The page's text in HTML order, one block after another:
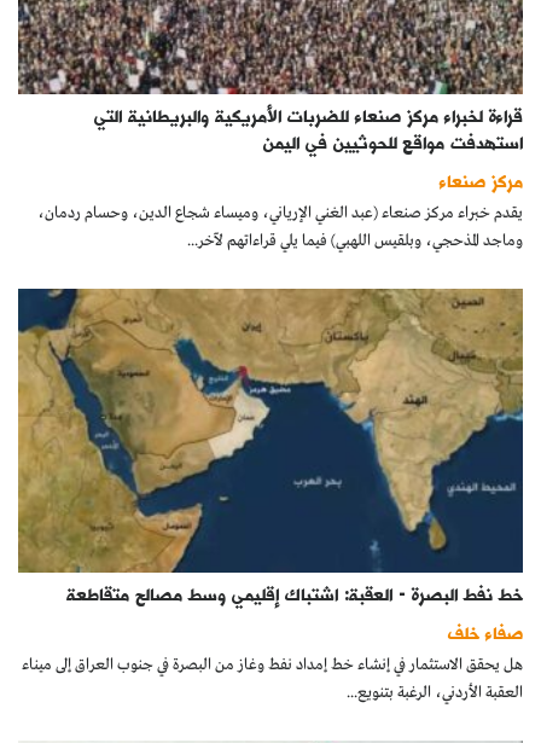
قراءة لخبراء مركز صنعاء للضربات الأمريكية والبريطانية التي
استهدفت مواقع للحوثيين في اليمن
مركز صنعاء
يقدم خبراء مركز صنعاء (عبد الغني الإرياني، وميساء شجاع الدين، وحسام ردمان،
وماجد المذحجي، وبلقيس اللهبي) فيما يلي قراءاتهم لآخر...
خط نفط البصرة - العقبة: اشتباك إقليمي وسط مصالح متقاطعة
صفاء خلف
هل يحقق الاستثمار في إنشاء خط إمداد نفط وغاز من البصرة في جنوب العراق إلى ميناء
العقبة الأردني، الرغبة بتنويع...